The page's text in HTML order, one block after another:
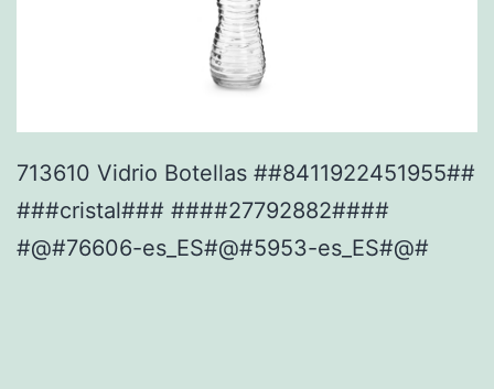
713610 Vidrio Botellas ##8411922451955##
###cristal### ####27792882####
#@#76606-es_ES#@#5953-es_ES#@#